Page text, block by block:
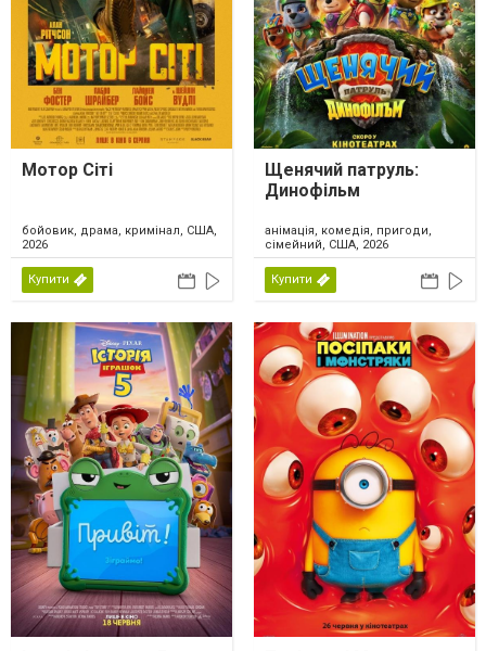
Мотор Сіті
бойовик, драма, кримінал, США,
2026
Купити
Щенячий патруль:
Динофільм
анімація, комедія, пригоди,
сімейний, США, 2026
Купити